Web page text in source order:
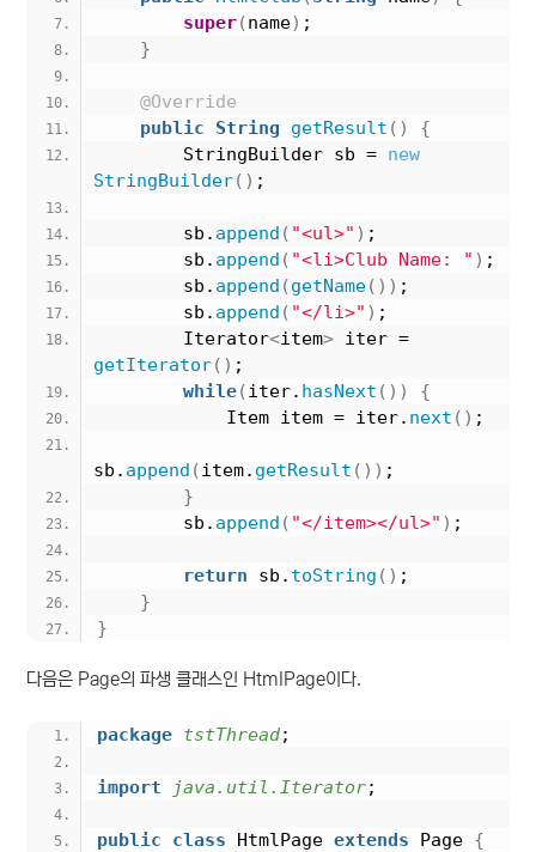
super(name) ;
}
@Override
public
String getResult ()
{
        StringBuilder sb =
new
StringBuilder() ;
        sb.
append ( "<ul>" ) ;
        sb.
append ( "<li>Club Name: " ) ;
        sb.
append (getName()) ;
        sb.
append ( "</li>" ) ;
        Iterator
<item>
getIterator() ;
while(iter. hasNext ())
{
            Item item = iter.
next () ;
sb. append (item. getResult ()) ;
}
        sb.
append ( "</item></ul>" ) ;
return sb. toString () ;
}
}
다음은 Page의 파생 클래스인 HtmlPage이다.
package tstThread;
import java.util.Iterator;
public class HtmlPage extends Page {